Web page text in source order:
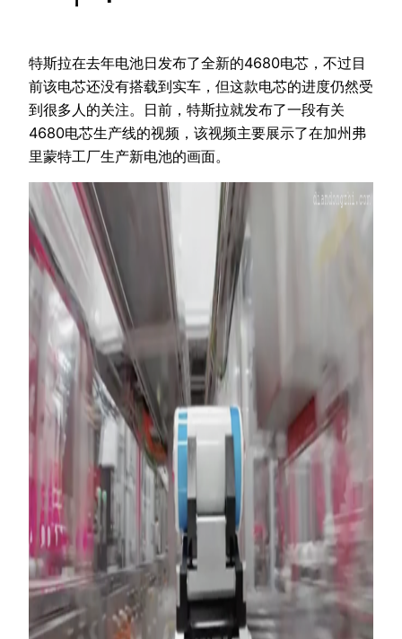
特斯拉在去年电池日发布了全新的4680电芯，不过目
前该电芯还没有搭载到实车，但这款电芯的进度仍然受
到很多人的关注。日前，特斯拉就发布了一段有关
4680电芯生产线的视频，该视频主要展示了在加州弗
里蒙特工厂生产新电池的画面。